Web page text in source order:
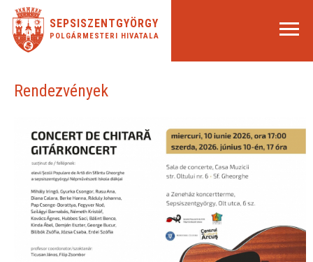
SEPSISZENTGYÖRGY
POLGÁRMESTERI HIVATALA
Rendezvények